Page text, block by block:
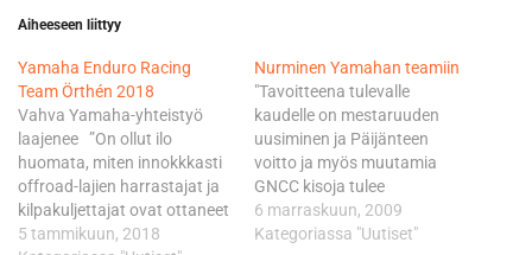
Aiheeseen liittyy
Yamaha Enduro Racing
Team Örthén 2018
Vahva Yamaha-yhteistyö
laajenee ”On ollut ilo
huomata, miten innokkkasti
offroad-lajien harrastajat ja
kilpakuljettajat ovat ottaneet
jo muutaman vuoden
5 tammikuun, 2018
Nurminen Yamahan teamiin
"Tavoitteena tulevalle
kaudelle on mestaruuden
uusiminen ja Päijänteen
voitto ja myös muutamia
GNCC kisoja tulee
varmastikin ajettua",
Nurminen tuumii. Konekesko
6 marraskuun, 2009
Kategoriassa "Uutiset"